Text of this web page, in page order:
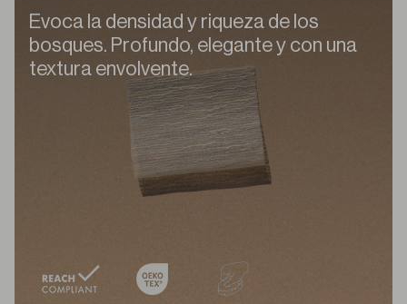
Evoca la densidad y riqueza de los
bosques. Profundo, elegante y con una
textura envolvente.